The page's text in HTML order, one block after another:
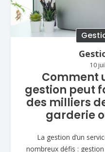
10
Comment
gestion peut
des milliers
garderie
La gestion d’un
nombreux défis :